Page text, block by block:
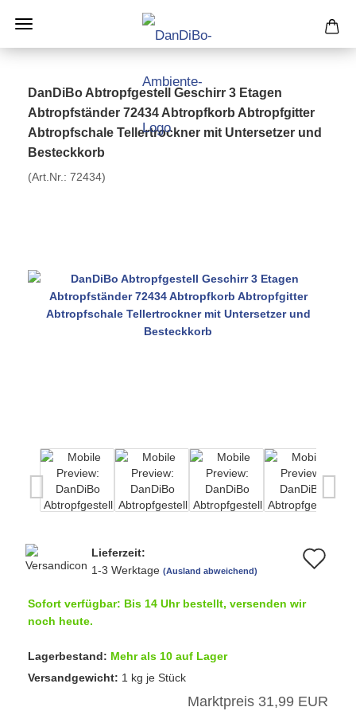
DanDiBo Abtropfgestell Geschirr 3 Etagen
Abtropfständer 72434 Abtropfkorb Abtropfgitter
Abtropfschale Tellertrockner mit Untersetzer und
Besteckkorb
(Art.Nr.: 72434)
Lieferzeit:
1-3 Werktage (Ausland abweichend)
Sofort verfügbar: Bis 14 Uhr bestellt, versenden wir
noch heute.
Lagerbestand: Mehr als 10 auf Lager
Versandgewicht: 1 kg je Stück
Marktpreis 31,99 EUR